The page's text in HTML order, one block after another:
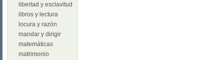
libertad y esclavitud
libros y lectura
locura y razón
mandar y dirigir
matemáticas
matrimonio